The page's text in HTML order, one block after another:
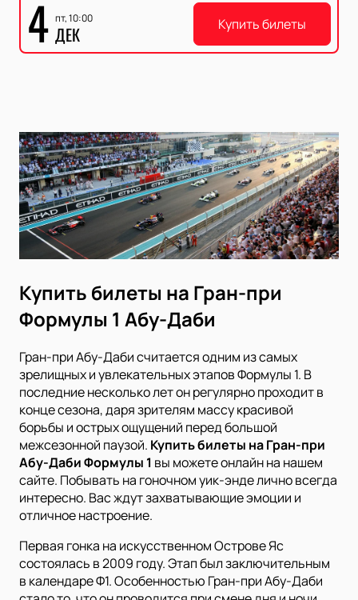
4 пт, 10:00
ДЕК Купить билеты
Купить билеты на Гран-при
Формулы 1 Абу-Даби
Гран-при Абу-Даби считается одним из самых
зрелищных и увлекательных этапов Формулы 1. В
последние несколько лет он регулярно проходит в
конце сезона, даря зрителям массу красивой
борьбы и острых ощущений перед большой
межсезонной паузой. Купить билеты на Гран-при
Абу-Даби Формулы 1 вы можете онлайн на нашем
сайте. Побывать на гоночном уик-энде лично всегда
интересно. Вас ждут захватывающие эмоции и
отличное настроение.
Первая гонка на искусственном Острове Яс
состоялась в 2009 году. Этап был заключительным
в календаре Ф1. Особенностью Гран-при Абу-Даби